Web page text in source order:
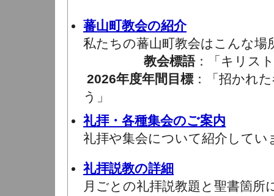
蕃山町教会の紹介
私たちの蕃山町教会はこんな場
教会標語：「キリス
2026年度年間目標 ：「招かれ
う」
礼拝・各種集会のご案内
礼拝や集会について紹介してい
礼拝説教の詳細
月ごとの礼拝説教題と聖書箇所